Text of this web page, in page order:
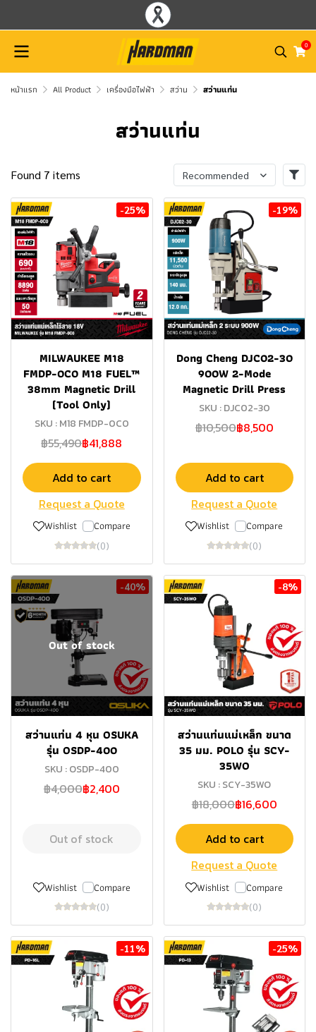
0
หน้าแรก All Product เครื่องมือไฟฟ้า สว่าน สว่านแท่น
สว่านแท่น
Found 7 items Recommended
-25%
MILWAUKEE M18
FMDP-0C0 M18 FUEL™
38mm Magnetic Drill
(Tool Only)
SKU : M18 FMDP-0C0
฿55,490฿41,888
Add to cart
Request a Quote
Wishlist Compare
(0)
-19%
Dong Cheng DJC02-30
900W 2-Mode
Magnetic Drill Press
SKU : DJC02-30
฿10,500฿8,500
Add to cart
Request a Quote
Wishlist Compare
(0)
-40%
Out of stock
สว่านแท่น 4 หุน OSUKA
รุ่น OSDP-400
SKU : OSDP-400
฿4,000฿2,400
Out of stock
Wishlist Compare
(0)
-8%
สว่านแท่นแม่เหล็ก ขนาด
35 มม. POLO รุ่น SCY-
35WO
SKU : SCY-35WO
฿18,000฿16,600
Add to cart
Request a Quote
Wishlist Compare
(0)
-11% -25%